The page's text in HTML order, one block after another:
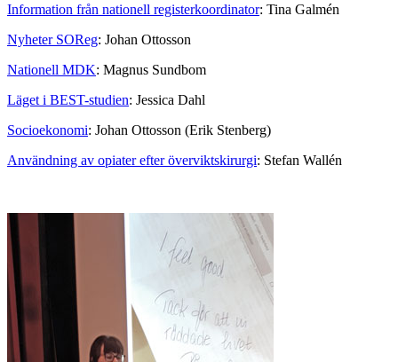
Information från nationell registerkoordinator: Tina Galmén
Nyheter SOReg: Johan Ottosson
Nationell MDK: Magnus Sundbom
Läget i BEST-studien: Jessica Dahl
Socioekonomi: Johan Ottosson (Erik Stenberg)
Användning av opiater efter överviktskirurgi: Stefan Wallén